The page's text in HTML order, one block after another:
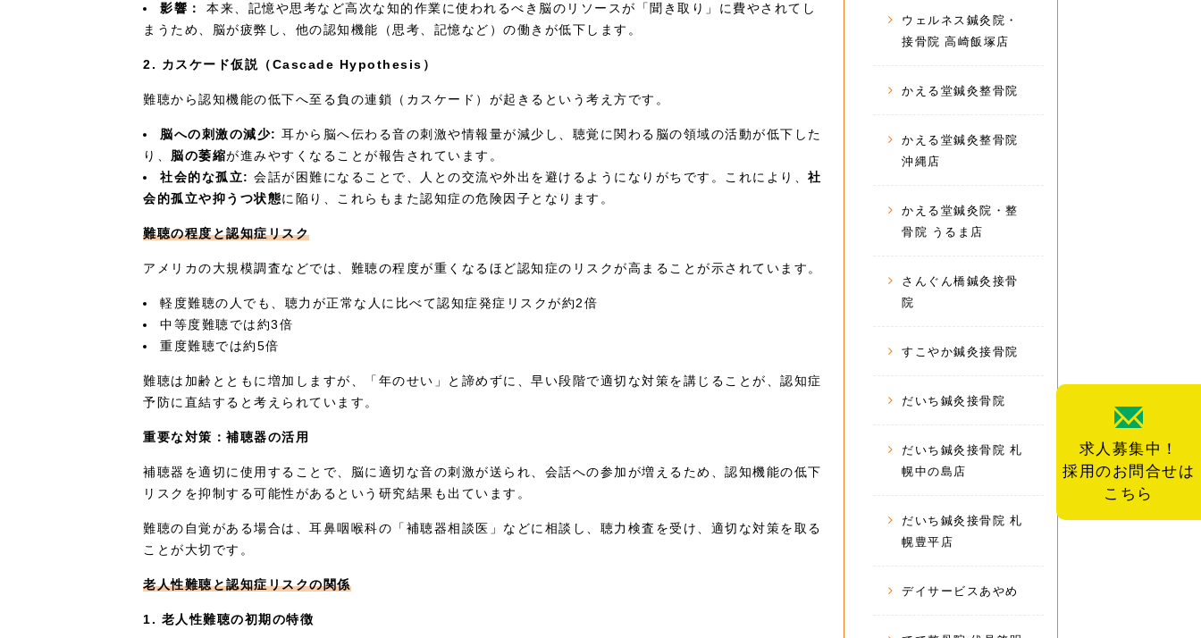
求人募集中！
採用のお問合せは
こちら
影響：
本来、記憶や思考など高次な知的作業に使われるべき脳のリソースが「聞き取り」に費やされてし
まうため、脳が疲弊し、他の認知機能（思考、記憶など）の働きが低下します。
2. カスケード仮説（Cascade Hypothesis）
難聴から認知機能の低下へ至る負の連鎖（カスケード）が起きるという考え方です。
脳への刺激の減少: 耳から脳へ伝わる音の刺激や情報量が減少し、聴覚に関わる脳の領域の活動が低下した
り、 脳の萎縮が進みやすくなることが報告されています。
社会的な孤立: 会話が困難になることで、人との交流や外出を避けるようになりがちです。これにより、 社
会的孤立や抑うつ状態に陥り、これらもまた認知症の危険因子となります。
難聴の程度と認知症リスク
アメリカの大規模調査などでは、難聴の程度が重くなるほど認知症のリスクが高まることが示されています。
軽度難聴の人でも、聴力が正常な人に比べて認知症発症リスクが約2倍
中等度難聴では約3倍
重度難聴では約5倍
難聴は加齢とともに増加しますが、「年のせい」と諦めずに、早い段階で適切な対策を講じることが、認知症
予防に直結すると考えられています。
重要な対策：補聴器の活用
補聴器を適切に使用することで、脳に適切な音の刺激が送られ、会話への参加が増えるため、認知機能の低下
リスクを抑制する可能性があるという研究結果も出ています。
難聴の自覚がある場合は、耳鼻咽喉科の「補聴器相談医」などに相談し、聴力検査を受け、適切な対策を取る
ことが大切です。
老人性難聴と認知症リスクの関係
1. 老人性難聴の初期の特徴
ウェルネス鍼灸院・
接骨院 高崎飯塚店
かえる堂鍼灸整骨院
かえる堂鍼灸整骨院
沖縄店
かえる堂鍼灸院・整
骨院 うるま店
さんぐん橋鍼灸接骨
院
すこやか鍼灸接骨院
だいち鍼灸接骨院
だいち鍼灸接骨院 札
幌中の島店
だいち鍼灸接骨院 札
幌豊平店
デイサービスあやめ